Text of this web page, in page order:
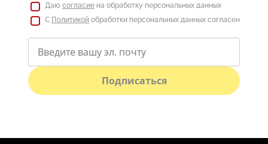
Даю согласие на обработку персональных данных
С Политикой обработки персональных данных согласен
Подписаться